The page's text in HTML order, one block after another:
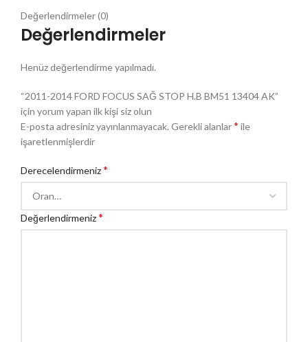
Değerlendirmeler (0)
Değerlendirmeler
Henüz değerlendirme yapılmadı.
“2011-2014 FORD FOCUS SAĞ STOP H.B BM51 13404 AK”
için yorum yapan ilk kişi siz olun
E-posta adresiniz yayınlanmayacak.Gerekli alanlar* ile
işaretlenmişlerdir
Derecelendirmeniz*
Değerlendirmeniz*